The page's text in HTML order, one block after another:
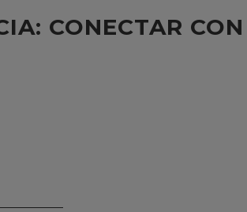
CONECTAR CON